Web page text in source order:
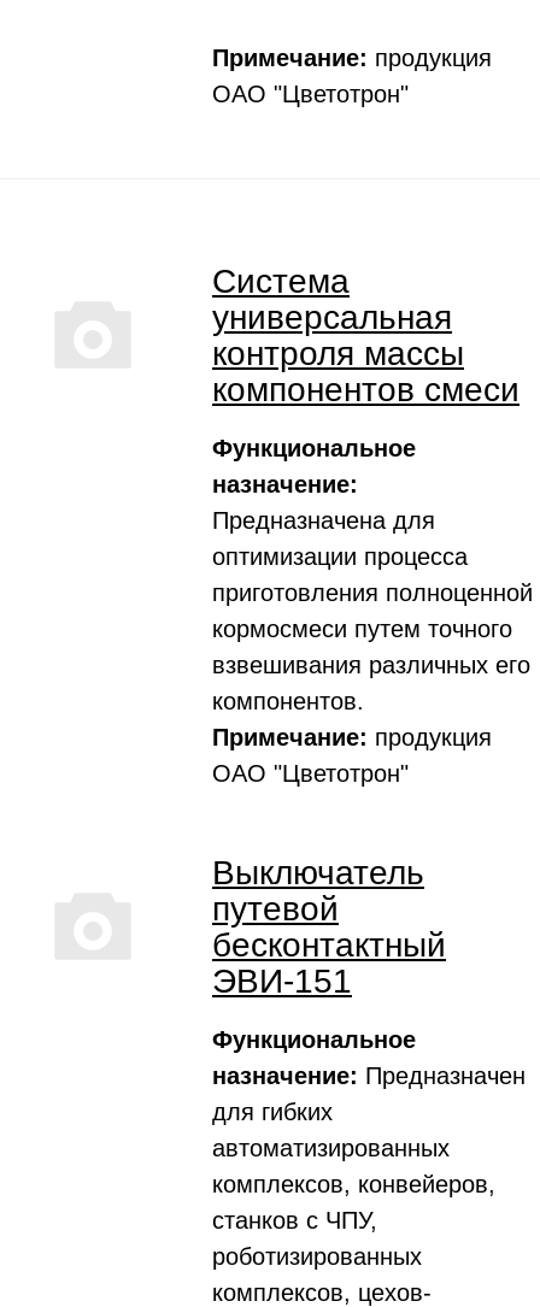
Примечание: продукция
ОАО "Цветотрон"
Система
универсальная
контроля массы
компонентов смеси
Функциональное
назначение:
Предназначена для
оптимизации процесса
приготовления полноценной
кормосмеси путем точного
взвешивания различных его
компонентов.
Примечание: продукция
ОАО "Цветотрон"
Выключатель
путевой
бесконтактный
ЭВИ-151
Функциональное
назначение: Предназначен
для гибких
автоматизированных
комплексов, конвейеров,
станков с ЧПУ,
роботизированных
комплексов, цехов-